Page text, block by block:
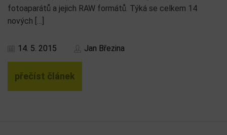
fotoaparátů a jejich RAW formátů. Týká se celkem 14
nových […]
14. 5. 2015 Jan Březina
přečíst článek